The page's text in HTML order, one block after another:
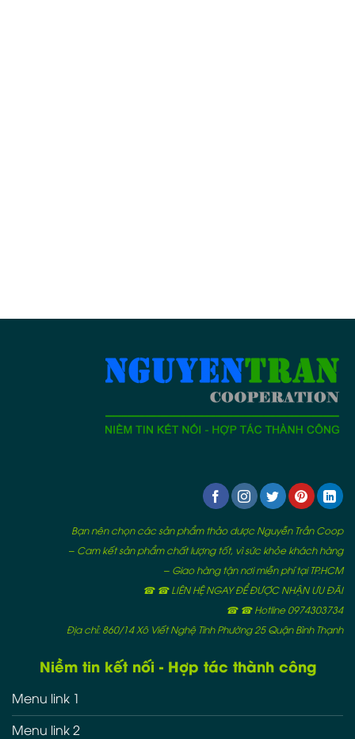
Bạn nên chọn các sản phẩm thảo dược Nguyễn Trần Coop
– Cam kết sản phẩm chất lượng tốt, vì sức khỏe khách hàng
– Giao hàng tận nơi miễn phí tại TP.HCM
☎ ☎ LIÊN HỆ NGAY ĐỂ ĐƯỢC NHẬN ƯU ĐÃI
☎ ☎ Hotline 0974303734
Địa chỉ: 860/14 Xô Viết Nghệ Tĩnh Phường 25 Quận Bình Thạnh
Niềm tin kết nối - Hợp tác thành công
Menu link 1
Menu link 2